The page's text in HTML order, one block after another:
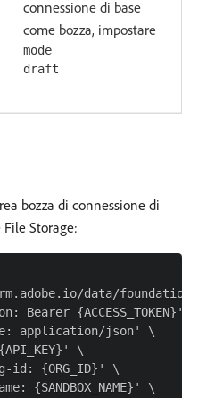
connessione di base
come bozza, impostare
mode
draft
bozza di connessione di
File Storage:
data/foundation/
Bearer {ACCESS_TOKEN}' \
application/json' \
\
id: {ORG_ID}' \
{SANDBOX_NAME}' \